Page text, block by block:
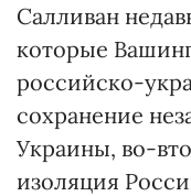
Салливан
которые
российско-
сохранение
Украины, во-
изоляция